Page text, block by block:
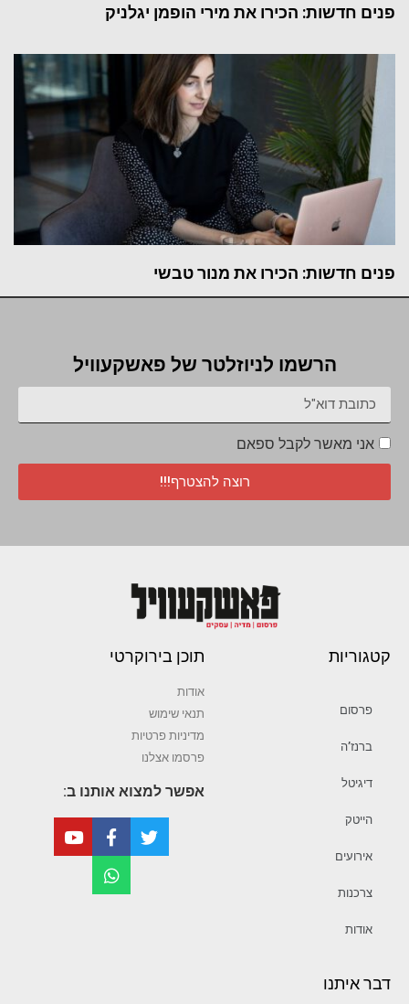
פנים חדשות: הכירו את מירי הופמן יגלניק
פנים חדשות: הכירו את מנור טבשי
הרשמו לניוזלטר של פאשקעוויל
אני מאשר לקבל ספאם
רוצה להצטרף!!!
קטגוריות
פרסום
ברנז’ה
דיגיטל
הייטק
אירועים
צרכנות
אודות
תוכן בירוקרטי
אודות
תנאי שימוש
מדיניות פרטיות
פרסמו אצלנו
אפשר למצוא אותנו ב:
דבר איתנו